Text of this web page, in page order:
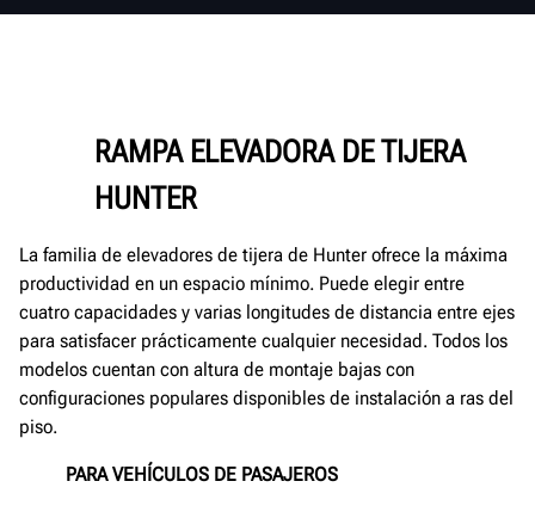
RAMPA ELEVADORA DE TIJERA
HUNTER
La familia de elevadores de tijera de Hunter ofrece la máxima
productividad en un espacio mínimo. Puede elegir entre
cuatro capacidades y varias longitudes de distancia entre ejes
para satisfacer prácticamente cualquier necesidad. Todos los
modelos cuentan con altura de montaje bajas con
configuraciones populares disponibles de instalación a ras del
piso.
PARA VEHÍCULOS DE PASAJEROS